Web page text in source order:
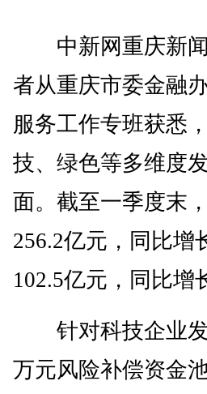
中新网重庆新闻
者从重庆市委金融
服务工作专班获悉
技、绿色等多维度
面。截至一季度末
256.2亿元，同比增
102.5亿元，同比增
针对科技企业发
万元风险补偿资金